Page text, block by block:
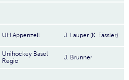
UH Appenzell J. Lauper (K. Fässler)
Unihockey Basel
Regio
J. Brunner